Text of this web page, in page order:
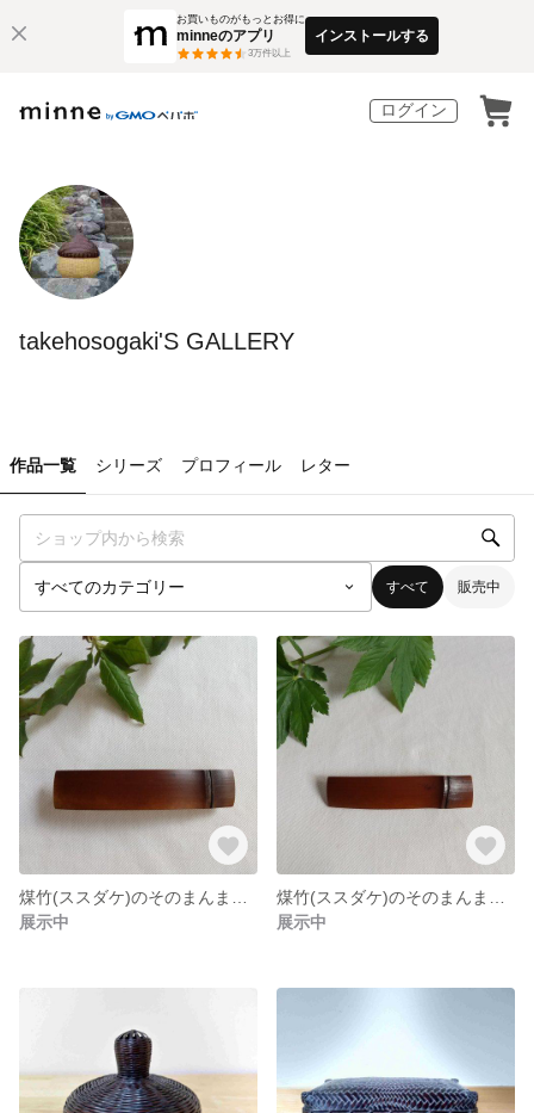
お買いものがもっとお得に
minneのアプリ
3万件以上
インストールする
ログイン
takehosogaki'S GALLERY
作品一覧 シリーズ プロフィール レター
すべて 販売中
展示中
展示中